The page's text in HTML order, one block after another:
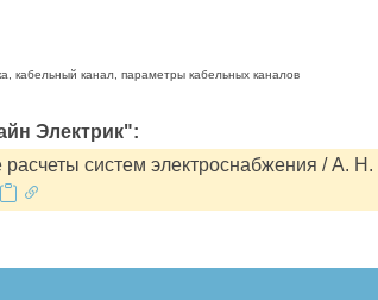
кабельный канал, параметры кабельных каналов
Электрик":
систем электроснабжения / А.